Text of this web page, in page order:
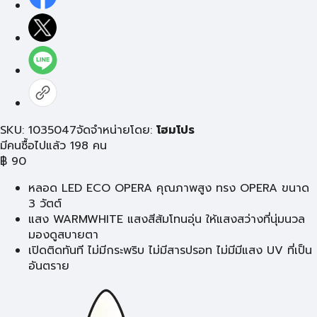
SKU: 1035047จัดจำหน่ายโดย: โฮมโปร
มีคนซื้อไปแล้ว 198 คน
฿ 90
หลอด LED ECO OPERA คุณภาพสูง ทรง OPERA ขนาด
3 วัตต์
แสง WARMWHITE แสงสีส้มโทนอุ่น ให้แสงสว่างที่นุ่มนวล
มองดูสบายตา
เปิดติดทันที ไม่มีกระพริบ ไม่มีสารปรอท ไม่มีมีแสง UV ที่เป็น
อันตราย